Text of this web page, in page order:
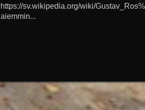
https://sv.wikipedia.org/wiki/
aiemmin...